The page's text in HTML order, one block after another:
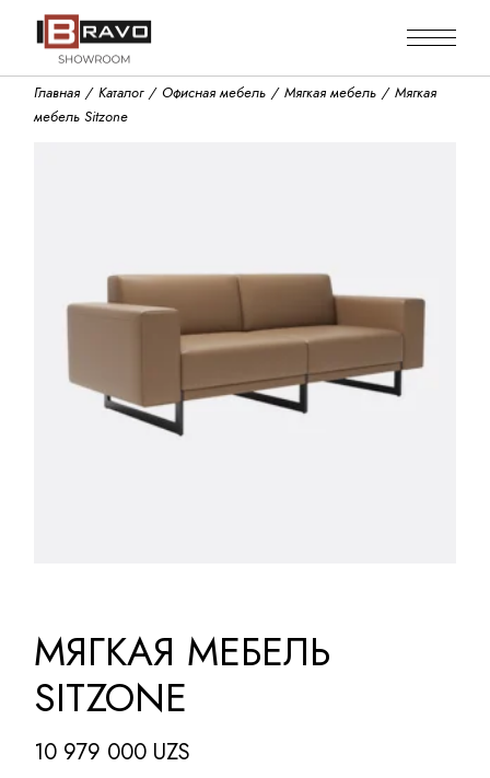
Главная Каталог Офисная мебель Мягкая мебель
Мягкая
мебель Sitzone
МЯГКАЯ МЕБЕЛЬ
SITZONE
10 979 000 UZS